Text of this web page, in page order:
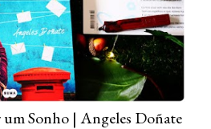
Sonho | Angeles Doñate